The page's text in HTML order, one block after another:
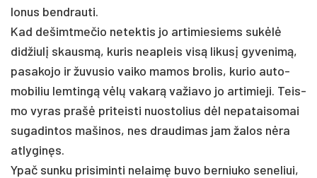
lo­nus bend­rau­ti.
Kad de­šimt­me­čio ne­tek­tis jo ar­ti­mie­siems su­kėlė
did­žiulį skausmą, ku­ris neap­leis visą li­kusį gy­ve­nimą,
pa­sa­ko­jo ir žu­vu­sio vai­ko ma­mos bro­lis, ku­rio au­to­
mo­bi­liu lem­tingą vėlų va­karą va­žia­vo jo ar­ti­mie­ji. Teis­
mo vy­ras pra­šė pri­teis­ti nuo­sto­lius dėl ne­pa­tai­so­mai
su­ga­din­tos ma­ši­nos, nes drau­di­mas jam ža­los nėra
at­ly­ginęs.
Ypač sun­ku pri­si­min­ti ne­laimę bu­vo ber­niu­ko se­ne­liui,